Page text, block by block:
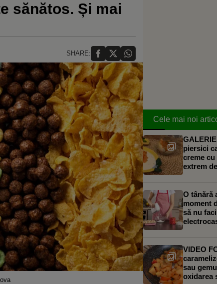
sănătos. Și mai
SHARE:
Cele mai noi
piersici
creme
extrem
O tânără
moment
să nu
VIDEO
sau
oxidarea